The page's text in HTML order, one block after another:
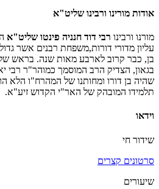
אודות מורינו ורבינו שליט"א
מורנו ורבינו רבי דוד חנניה פינטו שליט"א
עליון מדורי דורות,משפחת רבנים אשר
בן, כבר קרוב לארבע מאות שנה. בראש
בגאון, הצדיק הרב המוסמך כמוהר"ר רבי
שהיה בן דורו ומחותנו של המהרח"ו הלא
תלמידו המובהק של האר"י הקדוש זיע"א.
וידאו
שידור חי
סרטונים קצרים
שיעורים